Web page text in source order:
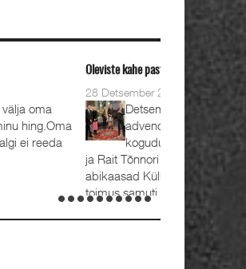
Kaks aastat tagasi, 1.
seati Oleviste
Teet Uuemõis (56)
kõrval seisavad ustavad
Emilia. Ordineerimine
3. detsembril 2023.